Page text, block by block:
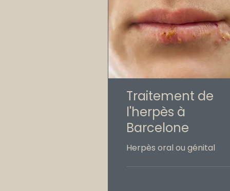
Traitement de
l'herpès à
Barcelone
Herpès oral ou génital